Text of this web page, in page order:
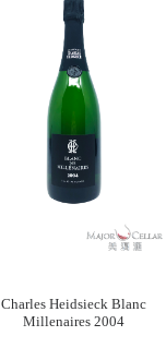
Charles Heidsieck Blanc
Millenaires 2004